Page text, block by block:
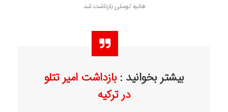
هانیه توسلی بازداشت شد
بیشتر بخوانید :بازداشت امیر تتلو
در ترکیه